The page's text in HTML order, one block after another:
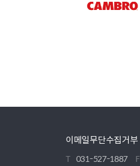
이메일무단수집거부
T 031-527-1887 F